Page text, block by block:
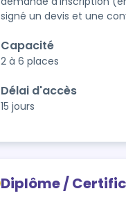
Capacité
2 à 6 places
Délai d'accès
15 jours
Diplôme /